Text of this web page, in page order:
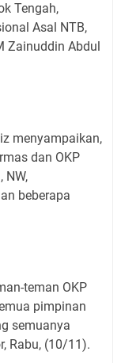
Tengah,
Asal NTB,
Zainuddin Abdul
menyampaikan,
dan OKP
NW,
beberapa
teman OKP
pimpinan
semuanya
Rabu, (10/11).